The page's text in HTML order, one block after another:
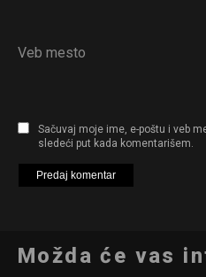
Veb mesto
Sačuvaj moje ime, e-poštu i veb
sledeći put kada komentarišem.
Možda će vas